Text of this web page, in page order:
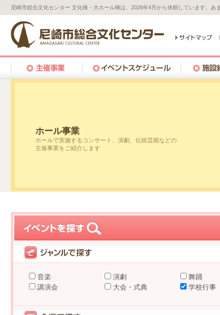
尼崎市総合文化センター 文化棟・大ホール棟は、2026年4月から休館しています。
ホール事業
ホールで実施するコンサート、演劇、伝統芸能などの
主催事業をご紹介します
音楽 演劇
舞踊
講演会
大会・式典 学校行事